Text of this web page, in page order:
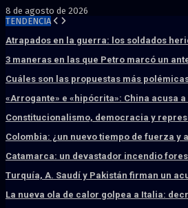
8 de agosto de 2026
TENDENCIA
Atrapados en la guerra: los soldados
3 maneras en las que Petro marcó un
Cuáles son las propuestas más
«Arrogante» e «hipócrita»: China acusa
Constitucionalismo, democracia y
Colombia: ¿un nuevo tiempo de fuerza y
Catamarca: un devastador incendio
Turquía, A. Saudí y Pakistán firman un
La nueva ola de calor golpea a Italia: